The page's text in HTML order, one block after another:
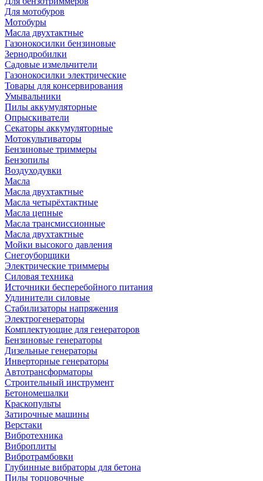
Для мотобуров
Мотобуры
Масла двухтактные
Газонокосилки бензиновые
Зернодробилки
Садовые измельчители
Газонокосилки электрические
Товары для консервирования
Умывальники
Пилы аккумуляторные
Опрыскиватели
Секаторы аккумуляторные
Мотокультиваторы
Бензиновые триммеры
Бензопилы
Воздуходувки
Масла
Масла двухтактные
Масла четырёхтактные
Масла цепные
Масла трансмиссионные
Масла двухтактные
Мойки высокого давления
Снегоуборщики
Электрические триммеры
Силовая техника
Источники бесперебойного питания
Удлинители силовые
Стабилизаторы напряжения
Электрогенераторы
Комплектующие для генераторов
Бензиновые генераторы
Дизельные генераторы
Инверторные генераторы
Автотрансформаторы
Строительный инструмент
Бетономешалки
Краскопульты
Затирочные машины
Верстаки
Вибротехника
Виброплиты
Вибротрамбовки
Глубинные вибраторы для бетона
Пилы торцовочные